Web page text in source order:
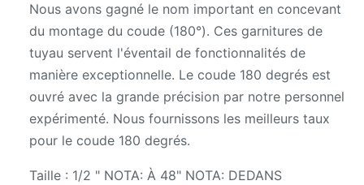
Nous avons gagné le nom important en concevant
du montage du coude (180°). Ces garnitures de
tuyau servent l'éventail de fonctionnalités de
manière exceptionnelle. Le coude 180 degrés est
ouvré avec la grande précision par notre personnel
expérimenté. Nous fournissons les meilleurs taux
pour le coude 180 degrés.
Taille : 1/2 " NOTA: À 48" NOTA: DEDANS